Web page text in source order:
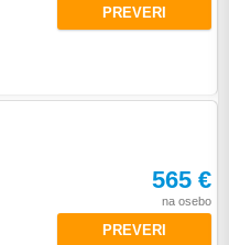
PREVERI
565 €
na osebo
PREVERI